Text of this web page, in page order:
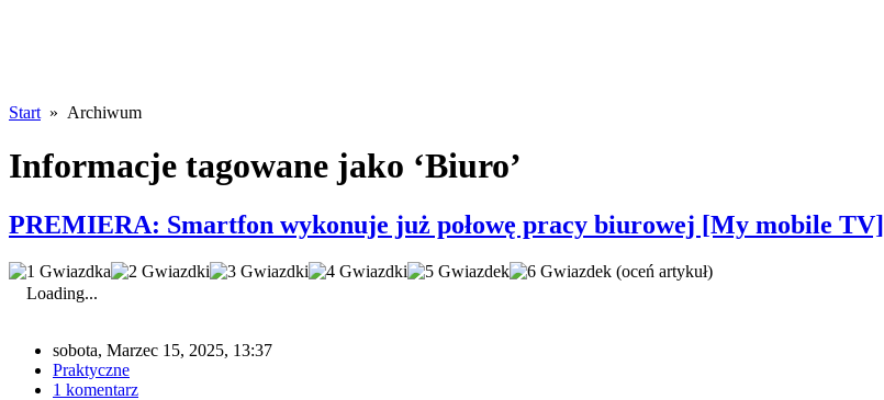
Start » Archiwum
Informacje tagowane jako ‘Biuro’
PREMIERA: Smartfon wykonuje już połowę pracy biurowej [My mobile TV]
(oceń artykuł)
Loading...
sobota, Marzec 15, 2025, 13:37
Praktyczne
1 komentarz